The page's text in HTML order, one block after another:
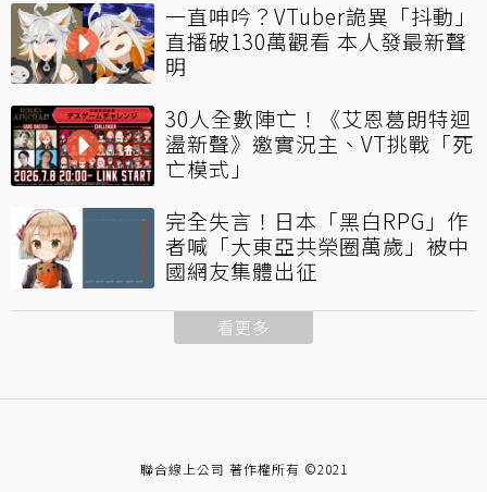
一直呻吟？VTuber詭異「抖動」
直播破130萬觀看 本人發最新聲
明
30人全數陣亡！《艾恩葛朗特迴
盪新聲》邀實況主、VT挑戰「死
亡模式」
完全失言！日本「黑白RPG」作
者喊「大東亞共榮圈萬歲」被中
國網友集體出征
看更多
聯合線上公司 著作權所有 ©2021